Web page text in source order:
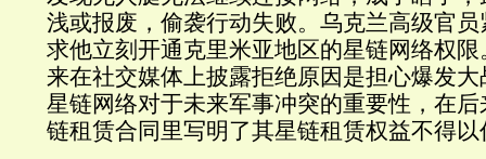
浅或报废，偷袭行动失败。乌克兰高级官
求他立刻开通克里米亚地区的星链网络权
来在社交媒体上披露拒绝原因是担心爆发
星链网络对于未来军事冲突的重要性，在后
链租赁合同里写明了其星链租赁权益不得